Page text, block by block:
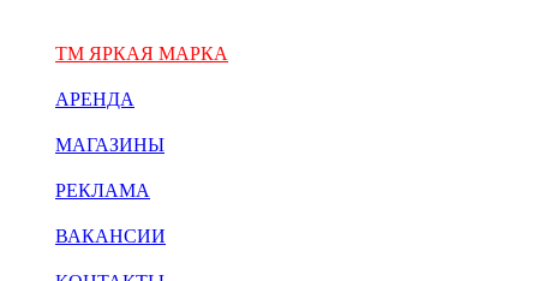
ТМ ЯРКАЯ МАРКА
АРЕНДА
МАГАЗИНЫ
РЕКЛАМА
ВАКАНСИИ